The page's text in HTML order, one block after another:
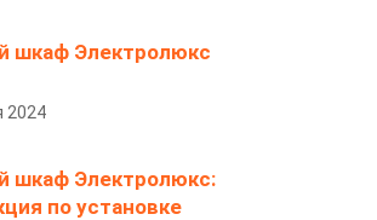
шкаф Электролюкс
2024
шкаф Электролюкс:
по установке